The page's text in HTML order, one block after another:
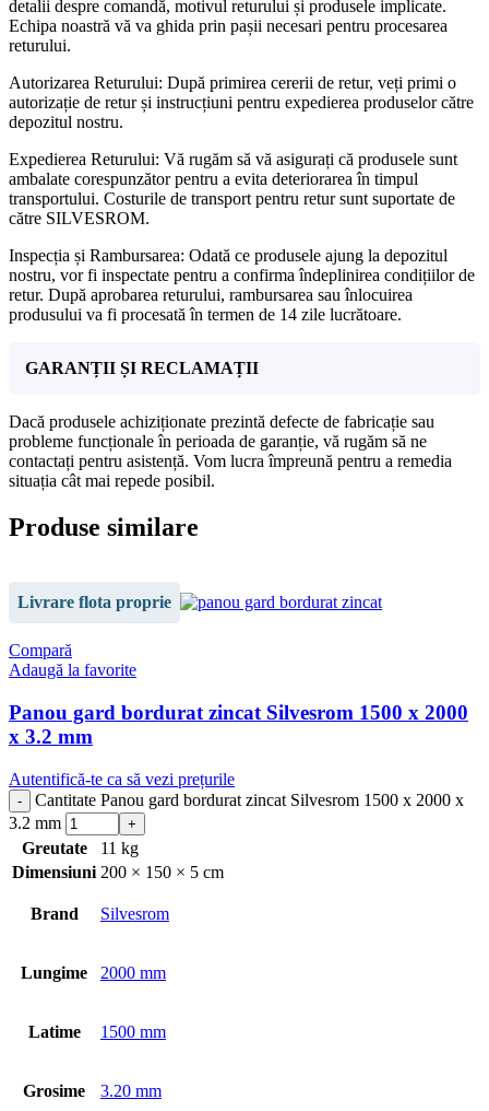
detalii despre comandă, motivul returului și produsele implicate.
Echipa noastră vă va ghida prin pașii necesari pentru procesarea
returului.
Autorizarea Returului: După primirea cererii de retur, veți primi o
autorizație de retur și instrucțiuni pentru expedierea produselor către
depozitul nostru.
Expedierea Returului: Vă rugăm să vă asigurați că produsele sunt
ambalate corespunzător pentru a evita deteriorarea în timpul
transportului. Costurile de transport pentru retur sunt suportate de
către SILVESROM.
Inspecția și Rambursarea: Odată ce produsele ajung la depozitul
nostru, vor fi inspectate pentru a confirma îndeplinirea condițiilor de
retur. După aprobarea returului, rambursarea sau înlocuirea
produsului va fi procesată în termen de 14 zile lucrătoare.
GARANȚII ȘI RECLAMAȚII
Dacă produsele achiziționate prezintă defecte de fabricație sau
probleme funcționale în perioada de garanție, vă rugăm să ne
contactați pentru asistență. Vom lucra împreună pentru a remedia
situația cât mai repede posibil.
Produse similare
Livrare flota proprie
Compară
Adaugă la favorite
Panou gard bordurat zincat Silvesrom 1500 x 2000
x 3.2 mm
Autentifică-te ca să vezi prețurile
Cantitate Panou gard bordurat zincat Silvesrom 1500 x 2000 x
3.2 mm
Greutate
11 kg
Dimensiuni 200 × 150 × 5 cm
Brand Silvesrom
Lungime 2000 mm
Latime 1500 mm
Grosime 3.20 mm